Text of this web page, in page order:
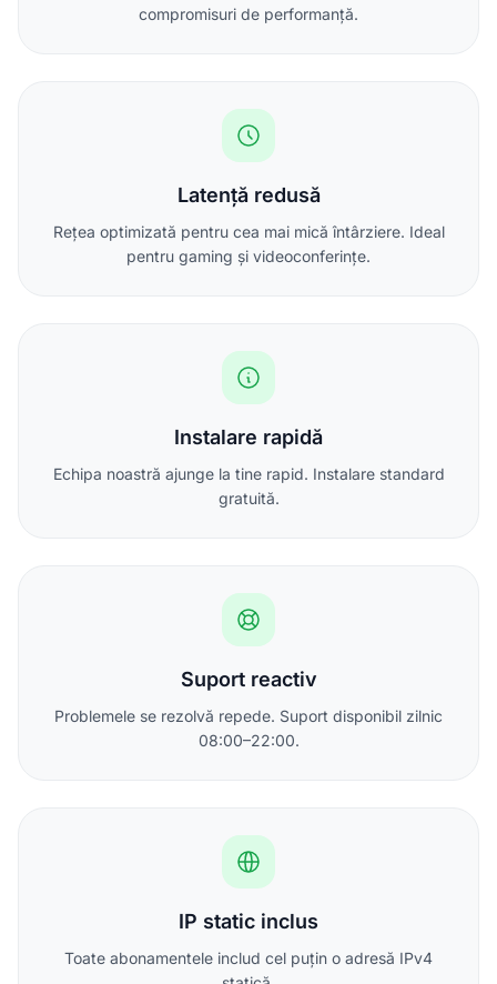
compromisuri de performanță.
Latență redusă
Rețea optimizată pentru cea mai mică întârziere. Ideal
pentru gaming și videoconferințe.
Instalare rapidă
Echipa noastră ajunge la tine rapid. Instalare standard
gratuită.
Suport reactiv
Problemele se rezolvă repede. Suport disponibil zilnic
08:00–22:00.
IP static inclus
Toate abonamentele includ cel puțin o adresă IPv4